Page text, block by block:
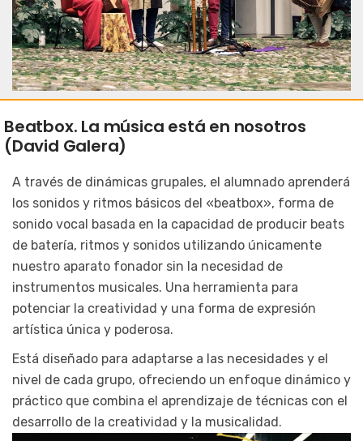
Beatbox. La música está en nosotros
(David Galera)
A través de dinámicas grupales, el alumnado aprenderá
los sonidos y ritmos básicos del «beatbox», forma de
sonido vocal basada en la capacidad de producir beats
de batería, ritmos y sonidos utilizando únicamente
nuestro aparato fonador sin la necesidad de
instrumentos musicales. Una herramienta para
potenciar la creatividad y una forma de expresión
artística única y poderosa.
Está diseñado para adaptarse a las necesidades y el
nivel de cada grupo, ofreciendo un enfoque dinámico y
práctico que combina el aprendizaje de técnicas con el
desarrollo de la creatividad y la musicalidad.